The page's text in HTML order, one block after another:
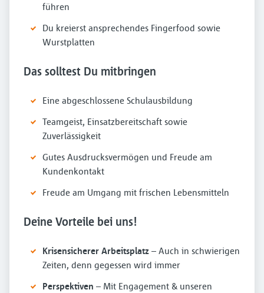
führen
Du kreierst ansprechendes Fingerfood sowie
Wurstplatten
Das solltest Du mitbringen
Eine abgeschlossene Schulausbildung
Teamgeist, Einsatzbereitschaft sowie
Zuverlässigkeit
Gutes Ausdrucksvermögen und Freude am
Kundenkontakt
Freude am Umgang mit frischen Lebensmitteln
Deine Vorteile bei uns!
Krisensicherer Arbeitsplatz – Auch in schwierigen
Zeiten, denn gegessen wird immer
Perspektiven – Mit Engagement & unseren